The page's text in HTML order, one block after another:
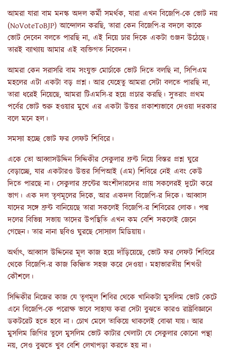
আমরা যারা বাম মনস্ক অদল কর্মী সমর্থক, যারা এখন বিজেপি-কে ভোট নয়
(NoVoteToBJP) আন্দোলন করছি, তারা কেন বিজেপি-র বদলে কাকে
ভোট দেবেন বলতে পারছি না, এই নিয়ে চার দিকে একটা গুঞ্জন উঠেছে।
তারই ব্যাখ্যায় আমার এই ব্যক্তিগত নিবেদন।
আমরা কেন সরাসরি বাম সংযুক্ত মোর্চাকে ভোট দিতে বলছি না, সিপিএম
মহলের এটা একটা বড় প্রশ্ন। আর যেহেতু আমরা সেটা বলতে পারছি না,
তারা ধরেই নিয়েছে, আমরা টিএমসি-র হয়ে প্রচার করছি। সুতরাং প্রথম
পর্বের ভোট শুরু হওয়ার মুখে এর একটা উত্তর প্রকাশ্যভাবে দেওয়া দরকার
বলে মনে হল।
সমস্যা হচ্ছে ভোট ফর লেফট শিবিরে।
একে তো আব্বাসউদ্দিন সিদ্দিকীর সেকুলার ফ্রন্ট নিয়ে বিস্তর প্রশ্ন ঘুরে
বেড়াচ্ছে, যার একটারও উত্তর সিপিআই (এম) শিবিরে নেই এবং কেউ
দিতে পারছে না। সেকুলার ফ্রন্টের অংশীদারদের প্রায় সকলেরই দুটো করে
ভাগ। এক দল তৃণমূলের দিকে, আর একদল বিজেপি-র দিকে। আব্বাস
যাদের সঙ্গে ফ্রন্ট বানিয়েছে তারা সকলেই বিজেপি-র শিবিরের লোক। পদ্ম
দলের বিভিন্ন সভায় তাদের উপস্থিতি এখন কম বেশি সকলেই জেনে
গেছেন। তার নানা ছবিও ঘুরছে সোস্যাল মিডিয়ায়।
অর্থাৎ, আব্বাস উদ্দিনের মূল কাজ হয়ে দাঁড়িয়েছে, ভোট ফর লেফট শিবিরে
থেকে বিজেপি-র কাজ কিঞ্চিত সহজ করে দেওয়া। মহাভারতীয় শিখণ্ডী
কৌশলে।
সিদ্দিকীর নিজের কাজ যে তৃণমূল শিবির থেকে খানিকটা মুসলিম ভোট কেটে
এনে বিজেপি-কে পরোক্ষ ভাবে সাহায্য করা সেটা বুঝতে কারও রাষ্ট্রবিজ্ঞানে
ডকটরেট হতে হবে না। চোখ মেলে তাকিয়ে থাকলেই বোঝা যায়। আর
মুসলিম জিগির তুলে মুসলিম ভোট কাটার খেলাটা যে সেকুলার কোনো পন্থা
নয়, সেও বুঝতে খুব বেশি লেখাপড়া করতে হয় না।